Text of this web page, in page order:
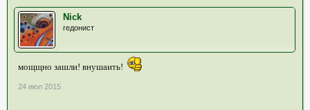
Nick
гедонист
мощщно зашли! внушаить!
24 июл 2015